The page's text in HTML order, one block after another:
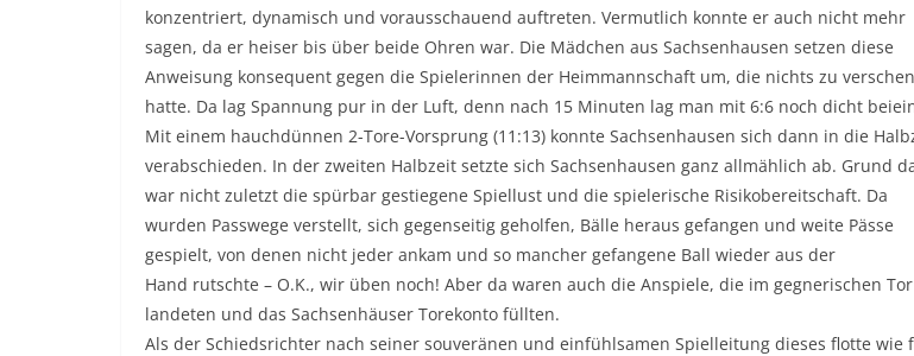
konzentriert, dynamisch und vorausschauend auftreten. Vermutlich konnte er auch nicht mehr
sagen, da er heiser bis über beide Ohren war. Die Mädchen aus Sachsenhausen setzen diese
Anweisung konsequent gegen die Spielerinnen der Heimmannschaft um, die nichts zu
hatte. Da lag Spannung pur in der Luft, denn nach 15 Minuten lag man mit 6:6 noch dicht
Mit einem hauchdünnen 2-Tore-Vorsprung (11:13) konnte Sachsenhausen sich dann in die
verabschieden. In der zweiten Halbzeit setzte sich Sachsenhausen ganz allmählich ab. Grund
war nicht zuletzt die spürbar gestiegene Spiellust und die spielerische Risikobereitschaft. Da
wurden Passwege verstellt, sich gegenseitig geholfen, Bälle heraus gefangen und weite Pässe
gespielt, von denen nicht jeder ankam und so mancher gefangene Ball wieder aus der
Hand rutschte – O.K., wir üben noch! Aber da waren auch die Anspiele, die im gegnerischen Tor
landeten und das Sachsenhäuser Torekonto füllten.
Als der Schiedsrichter nach seiner souveränen und einfühlsamen Spielleitung dieses flotte wie